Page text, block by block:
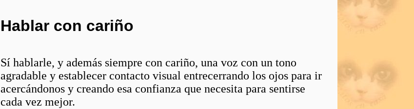
Hablar con cariño
Sí hablarle, y además siempre con cariño, una voz con un tono
agradable y establecer contacto visual entrecerrando los ojos para ir
acercándonos y creando esa confianza que necesita para sentirse
cada vez mejor.